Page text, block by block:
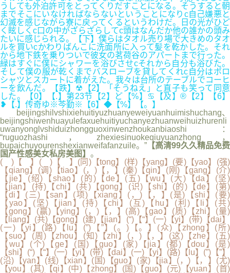
うしても外泊許可をとってくりだすことになる。そうすると朝
までそこにいなければならないということになりc自己嫌悪と
幻滅を感じながら寮に戻ってくるというわけだ。日の光がひど
く眩しくc口の中がざらざらしてc頭はなんだか他の誰かの頭み
たいに感じられる。【下】僕らはタオル売り場で大きめのタオ
ルを買いcかわりばんこに洗面所に入って髪を乾かした。それ
から地下鉄を乗りついで彼女の茗荷谷のアパートまで行った。
緑はすぐに僕にシャワーを浴びさせcそれから自分も浴びた。
そして僕の服が乾くまでバスローブを貸してくれc自分はポロ
シャツとスカートに着がえた。我々は台所のテーブルでコーヒ
ーを飲んだ。【跌】☢【2】「そうねえ」と直子も笑って同意
した。【0】【.】第23节【2】ど【%】♋【及】®【2】【6】
❥【.】传奇ゆ※芩勤※【6】◆【%】【。】
beijingshilvshixiehuitiyuzhuanyeweiyuanhuimishuchang、
beijingshiwenhuayulefaxuehuitiyuchanyezhuanweihuizhurenli
uwanyonglvshiduizhongguoxinwenzhoukanbiaoshi：
“ruguozhashi，zhexiesinuokeqiuyuanzhong，
bupaichuyourenshexianweifafanzuile。” 【高清99久久精品免费
国产性感美女私房美图】 。
( )【 】( )【 】(同)【tong】(样)【yang】(要)【yao】(强)
【qiang】(调)【tiao】(，)【，】(秦)【qin】(刚)【gang】(介)
【jie】(绍)【shao】(的)【de】(五)【wu】(大)【da】(坚)
【jian】(持)【chi】(共)【gong】(识)【shi】(的)【de】(第)
【di】(三)【san】(项)【xiang】(，)【，】(是)【shi】(要)
【yao】(坚)【jian】(持)【chi】(互)【hu】(利)【li】(共)
【gong】(赢)【ying】(，)【，】(高)【gao】(质)【zhi】(量)
【liang】(共)【gong】(建)【jian】(“)【“】(一)【yi】(带)【dai】
(一)【yi】(路)【lu】(”)【”】(。)【。】(众)【zhong】(所)
【suo】(周)【zhou】(知)【zhi】(，)【，】(这)【zhe】(五)
【wu】(个)【ge】(国)【guo】(家)【jia】(都)【dou】(是)
【shi】(“)【“】(一)【yi】(带)【dai】(一)【yi】(路)【lu】(”)【”】
(沿)【yan】(线)【xian】(国)【guo】(家)【jia】(，)【，】(尤)
【you】(其)【qi】(中)【zhong】(国)【guo】(元)【yuan】(首)